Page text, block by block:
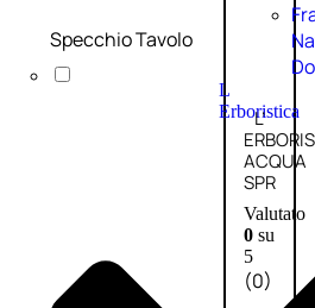
L
Erboristica
L’
ACQUA
SPR
Valutato
0su
5
(0)
Specchio Tavolo